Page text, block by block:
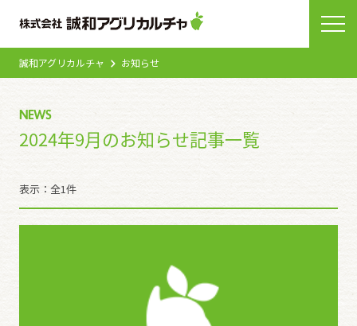
誠和アグリカルチャ お知らせ
NEWS
2024年9月のお知らせ記事一覧
表示：全1件